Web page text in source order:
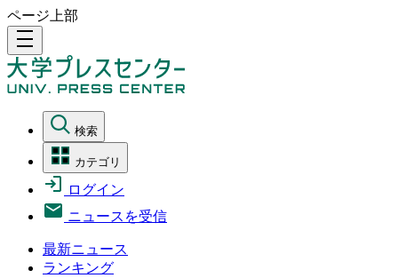
ページ上部
density_medium
検索
カテゴリ
ログイン
ニュースを受信
最新ニュース
ランキング